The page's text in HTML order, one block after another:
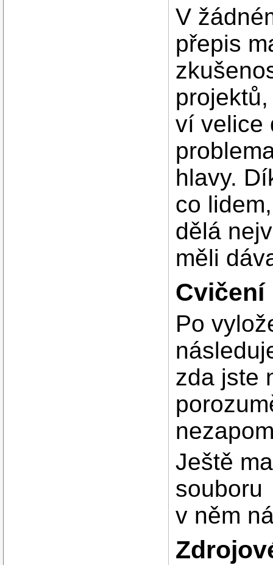
V
přepis
ví velice
hlavy.
co
dělá
měli
Cvičení
Po
zda jste
Ještě
souboru
v něm